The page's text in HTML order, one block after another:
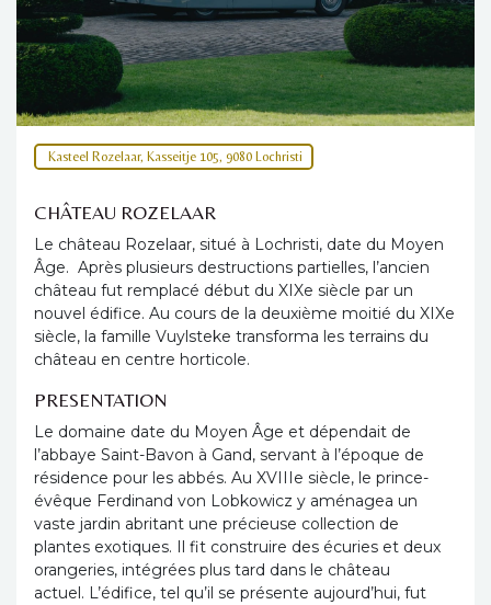
Kasteel Rozelaar, Kasseitje 105, 9080 Lochristi
CHÂTEAU ROZELAAR
Le château Rozelaar, situé à Lochristi, date du Moyen
Âge. Après plusieurs destructions partielles, l’ancien
château fut remplacé début du XIXe siècle par un
nouvel édifice. Au cours de la deuxième moitié du XIXe
siècle, la famille Vuylsteke transforma les terrains du
château en centre horticole.
PRESENTATION
Le domaine date du Moyen Âge et dépendait de
l’abbaye Saint-Bavon à Gand, servant à l’époque de
résidence pour les abbés. Au XVIIIe siècle, le prince-
évêque Ferdinand von Lobkowicz y aménagea un
vaste jardin abritant une précieuse collection de
plantes exotiques. Il fit construire des écuries et deux
orangeries, intégrées plus tard dans le château
actuel. L’édifice, tel qu’il se présente aujourd’hui, fut